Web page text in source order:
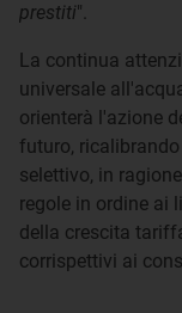
prestiti".
La continua
universale
orienterà l'azione
futuro,
selettivo, in
regole in ordine ai
della crescita
corrispettivi ai